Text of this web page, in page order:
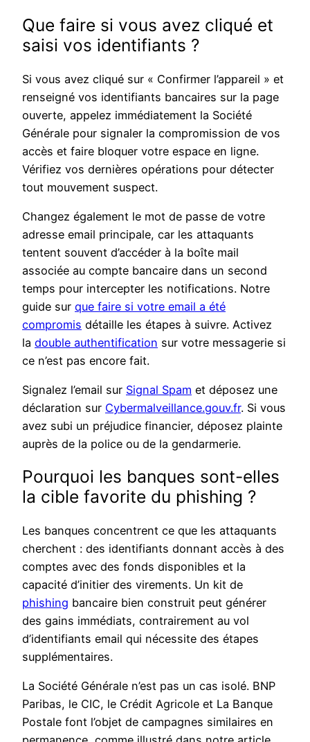
Que faire si vous avez cliqué et
saisi vos identifiants ?
Si vous avez cliqué sur « Confirmer l’appareil » et
renseigné vos identifiants bancaires sur la page
ouverte, appelez immédiatement la Société
Générale pour signaler la compromission de vos
accès et faire bloquer votre espace en ligne.
Vérifiez vos dernières opérations pour détecter
tout mouvement suspect.
Changez également le mot de passe de votre
adresse email principale, car les attaquants
tentent souvent d’accéder à la boîte mail
associée au compte bancaire dans un second
temps pour intercepter les notifications. Notre
guide sur que faire si votre email a été
compromis détaille les étapes à suivre. Activez
la double authentification sur votre messagerie si
ce n’est pas encore fait.
Signalez l’email sur Signal Spam et déposez une
déclaration sur Cybermalveillance.gouv.fr. Si vous
avez subi un préjudice financier, déposez plainte
auprès de la police ou de la gendarmerie.
Pourquoi les banques sont-elles
la cible favorite du phishing ?
Les banques concentrent ce que les attaquants
cherchent : des identifiants donnant accès à des
comptes avec des fonds disponibles et la
capacité d’initier des virements. Un kit de
phishing bancaire bien construit peut générer
des gains immédiats, contrairement au vol
d’identifiants email qui nécessite des étapes
supplémentaires.
La Société Générale n’est pas un cas isolé. BNP
Paribas, le CIC, le Crédit Agricole et La Banque
Postale font l’objet de campagnes similaires en